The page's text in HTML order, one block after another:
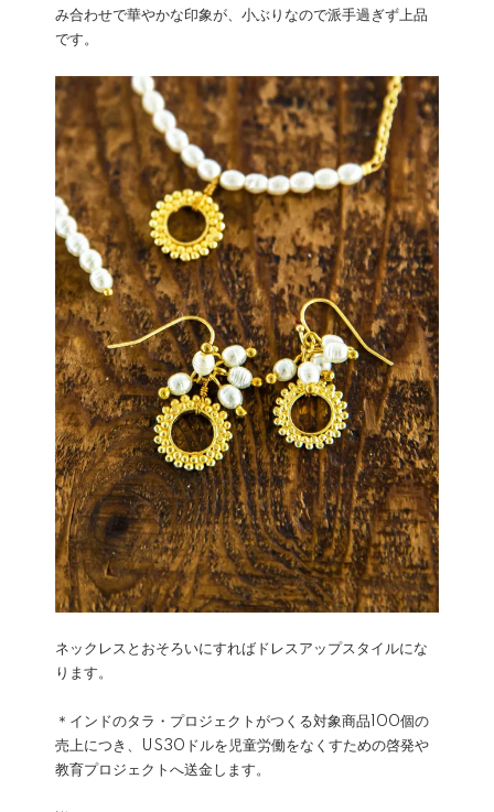
み合わせで華やかな印象が、小ぶりなので派手過ぎず上品
です。
ネックレスとおそろいにすればドレスアップスタイルにな
ります。
＊インドのタラ・プロジェクトがつくる対象商品100個の
売上につき、US30ドルを児童労働をなくすための啓発や
教育プロジェクトへ送金します。